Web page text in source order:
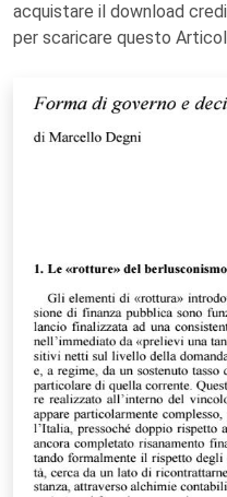
acquistare il download
per scaricare questo